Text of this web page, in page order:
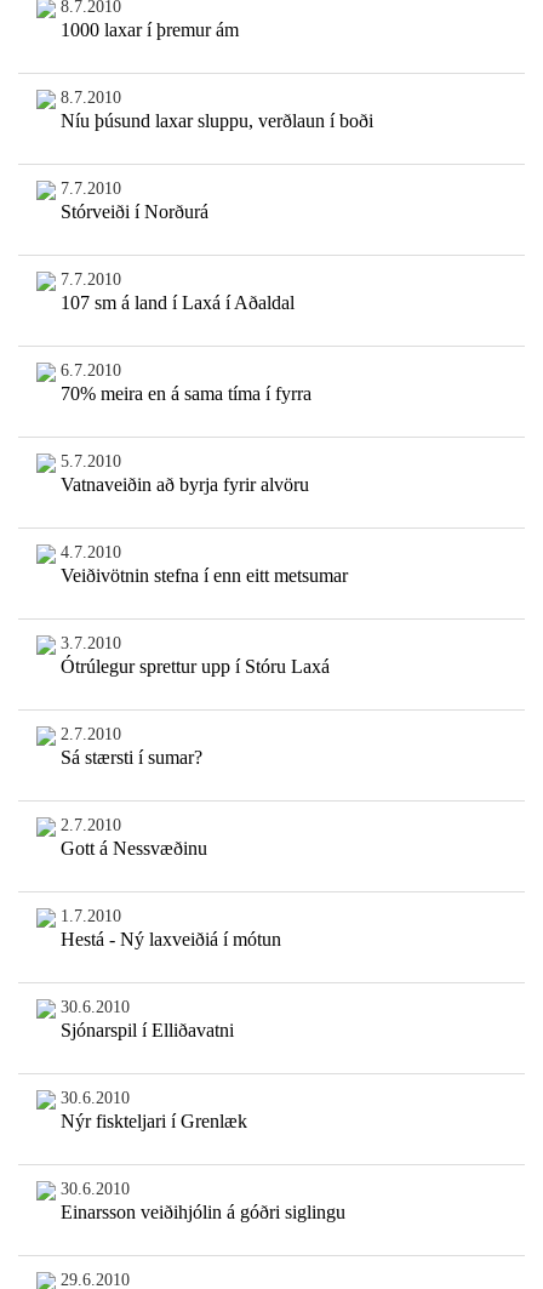
8.7.2010
1000 laxar í þremur ám
8.7.2010
Níu þúsund laxar sluppu, verðlaun í boði
7.7.2010
Stórveiði í Norðurá
7.7.2010
107 sm á land í Laxá í Aðaldal
6.7.2010
70% meira en á sama tíma í fyrra
5.7.2010
Vatnaveiðin að byrja fyrir alvöru
4.7.2010
Veiðivötnin stefna í enn eitt metsumar
3.7.2010
Ótrúlegur sprettur upp í Stóru Laxá
2.7.2010
Sá stærsti í sumar?
2.7.2010
Gott á Nessvæðinu
1.7.2010
Hestá - Ný laxveiðiá í mótun
30.6.2010
Sjónarspil í Elliðavatni
30.6.2010
Nýr fiskteljari í Grenlæk
30.6.2010
Einarsson veiðihjólin á góðri siglingu
29.6.2010